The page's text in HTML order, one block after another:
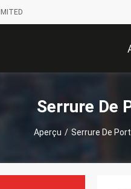
Serrure De
Aperçu / Serrure De